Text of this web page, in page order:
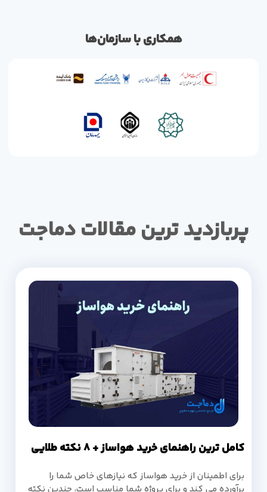
همکاری با سازمان‌ها
پربازدید ترین مقالات دماجت
کامل ترین راهنمای خرید هواساز + 8 نکته طلایی
برای اطمینان از خرید هواساز که نیازهای خاص شما را
برآورده می کند و برای پروژه شما مناسب است، چندین نکته